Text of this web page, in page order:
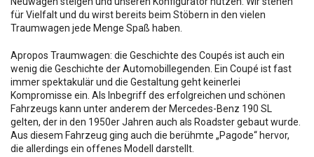
für Vielfalt und du wirst bereits beim Stöbern in den vielen
Traumwagen jede Menge Spaß haben.
Apropos Traumwagen: die Geschichte des Coupés ist auch ein
wenig die Geschichte der Automobillegenden. Ein Coupé ist fast
immer spektakulär und die Gestaltung geht keinerlei
Kompromisse ein. Als Inbegriff des erfolgreichen und schönen
Fahrzeugs kann unter anderem der Mercedes-Benz 190 SL
gelten, der in den 1950er Jahren auch als Roadster gebaut wurde.
Aus diesem Fahrzeug ging auch die berühmte „Pagode“ hervor,
die allerdings ein offenes Modell darstellt.